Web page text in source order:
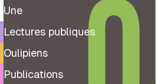
Une
Lectures publiques
Oulipiens
Publications